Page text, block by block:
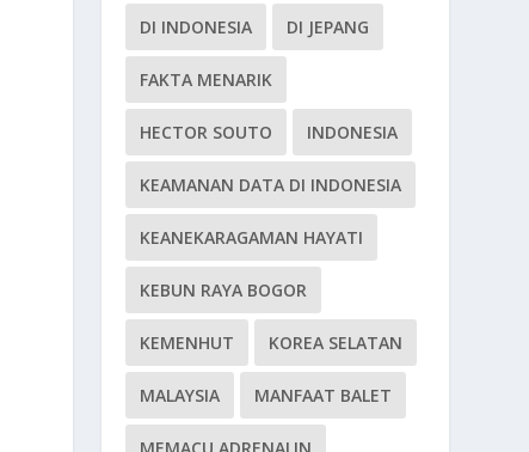
DI INDONESIA DI JEPANG
FAKTA MENARIK
HECTOR SOUTO INDONESIA
KEAMANAN DATA DI INDONESIA
KEANEKARAGAMAN HAYATI
KEBUN RAYA BOGOR
KEMENHUT KOREA SELATAN
MALAYSIA MANFAAT BALET